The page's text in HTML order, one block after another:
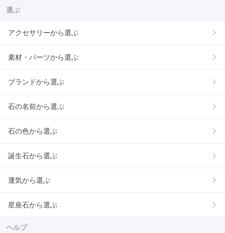
選ぶ
アクセサリーから選ぶ
素材・パーツから選ぶ
ブランドから選ぶ
石の名前から選ぶ
石の色から選ぶ
誕生石から選ぶ
運気から選ぶ
星座石から選ぶ
ヘルプ